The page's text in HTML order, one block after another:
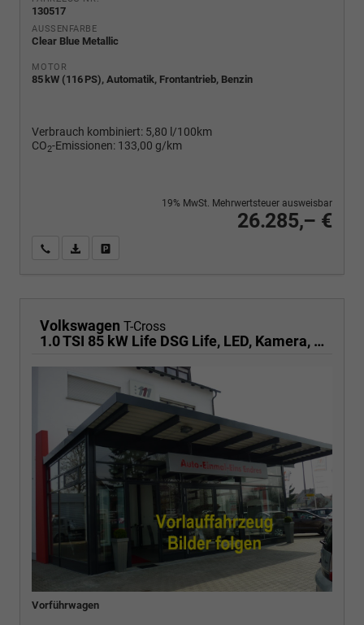
130517
AUSSENFARBE
Clear Blue Metallic
MOTOR
85 kW (116 PS), Automatik, Frontantrieb, Benzin
Verbrauch kombiniert: 5,80 l/100km
CO2-Emissionen: 133,00 g/km
26.285,– €
19% MwSt. Mehrwertsteuer ausweisbar
Wir rufen Sie anPDF-Fahrzeugexposé drucken
Volkswagen T-Cross
1.0 TSI 85 kW Life DSG Life, LED, Kamera, ACC, Side, Winter, 17-Zoll, 3-J. Garantie
Vorführwagen